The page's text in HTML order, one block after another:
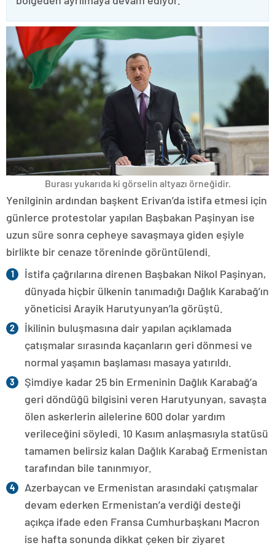
Burası yukarıda ki görselin altyazı örneğidir.
Yenilginin ardından başkent Erivan’da istifa etmesi için
günlerce protestolar yapılan Başbakan Paşinyan ise
uzun süre sonra cepheye savaşmaya giden eşiyle
birlikte bir cenaze töreninde görüntülendi.
İstifa çağrılarına direnen Başbakan Nikol Paşinyan,
dünyada hiçbir ülkenin tanımadığı Dağlık Karabağ’ın
yöneticisi Arayik Harutyunyan’la görüştü.
İkilinin buluşmasına dair yapılan açıklamada
çatışmalar sırasında kaçanların geri dönmesi ve
normal yaşamın başlaması masaya yatırıldı.
Şimdiye kadar 25 bin Ermeninin Dağlık Karabağ’a
geri döndüğü bilgisini veren Harutyunyan, savaşta
ölen askerlerin ailelerine 600 dolar yardım
verileceğini söyledi. 10 Kasım anlaşmasıyla statüsü
tamamen belirsiz kalan Dağlık Karabağ Ermenistan
tarafından bile tanınmıyor.
Azerbaycan ve Ermenistan arasındaki çatışmalar
devam ederken Ermenistan’a verdiği desteği
açıkça ifade eden Fransa Cumhurbaşkanı Macron
ise hafta sonunda dikkat çeken bir ziyaret